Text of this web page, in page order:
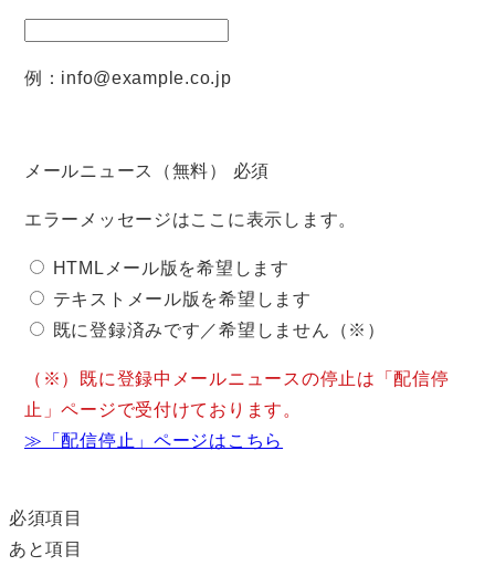
例：info@example.co.jp
メールニュース（無料） 必須
エラーメッセージはここに表示します。
HTMLメール版を希望します
テキストメール版を希望します
既に登録済みです／希望しません（※）
（※）既に登録中メールニュースの停止は「配信停
止」ページで受付けております。
≫「配信停止」ページはこちら
必須項目
あと項目